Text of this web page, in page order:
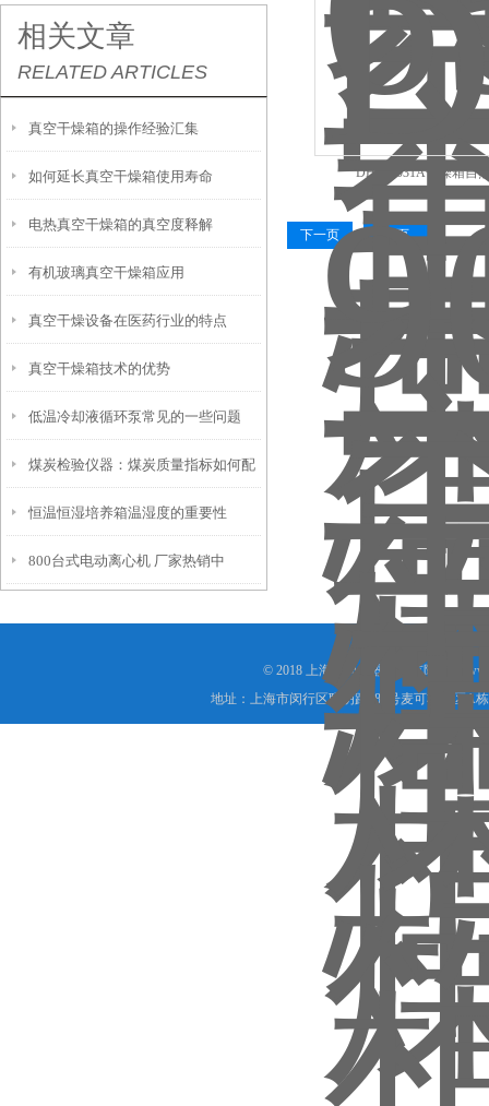
相关文章
RELATED ARTICLES
真空干燥箱的操作经验汇集
如何延长真空干燥箱使用寿命
电热真空干燥箱的真空度释解
有机玻璃真空干燥箱应用
真空干燥设备在医药行业的特点
真空干燥箱技术的优势
低温冷却液循环泵常见的一些问题
煤炭检验仪器：煤炭质量指标如何配
制
恒温恒湿培养箱温湿度的重要性
800台式电动离心机 厂家热销中
DHG-9031A干燥箱自
下一页 末页
© 2018 上海百典仪器设备有限公司
地址：上海市闵行区联明路389号麦可将园区A